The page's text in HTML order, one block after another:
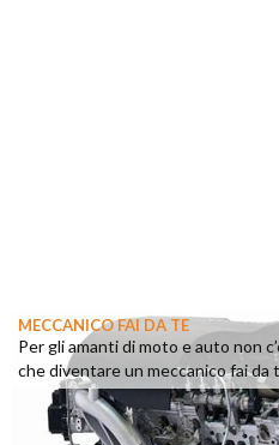
MECCANICO FAI DA TE
Per gli amanti di moto e auto non
che diventare un meccanico fai da